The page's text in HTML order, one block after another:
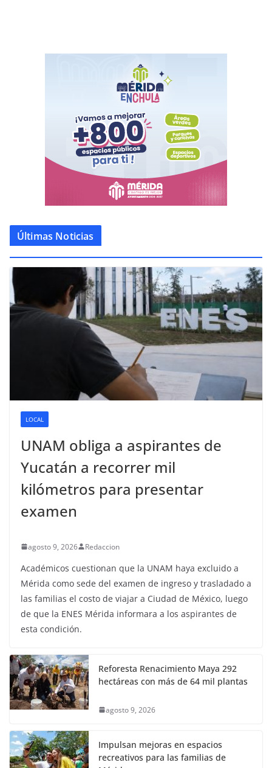
Últimas Noticias
LOCAL
UNAM obliga a aspirantes de
Yucatán a recorrer mil
kilómetros para presentar
examen
agosto 9, 2026 Redaccion
Académicos cuestionan que la UNAM haya excluido a
Mérida como sede del examen de ingreso y trasladado a
las familias el costo de viajar a Ciudad de México, luego
de que la ENES Mérida informara a los aspirantes de
esta condición.
Reforesta Renacimiento Maya 292
hectáreas con más de 64 mil plantas
agosto 9, 2026
Impulsan mejoras en espacios
recreativos para las familias de